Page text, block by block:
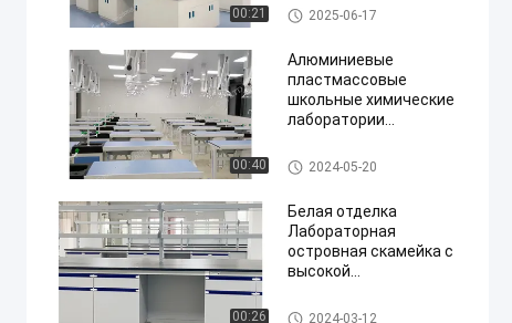
00:21 Lab Island Bench
2025-06-17
00:40
Алюминиевые
пластмассовые
школьные химические
лаборатории
стул для
экспериментов
Chemistry Lab Furniture
2024-05-20
00:26
Белая отделка
Лабораторная
островная скамейка с
высокой
колеса в белой отделке
Lab Island Bench
2024-03-12